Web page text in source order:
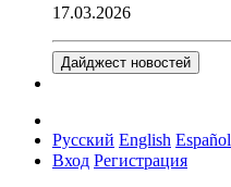
17.03.2026
Дайджест новостей
Русский English Español
Вход Регистрация